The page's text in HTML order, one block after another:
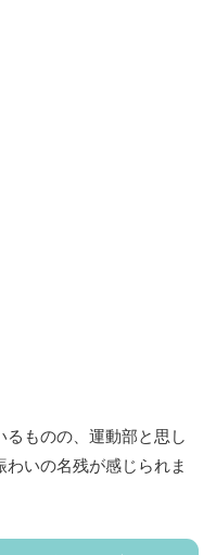
るものの、運動部と思し
いの名残が感じられま